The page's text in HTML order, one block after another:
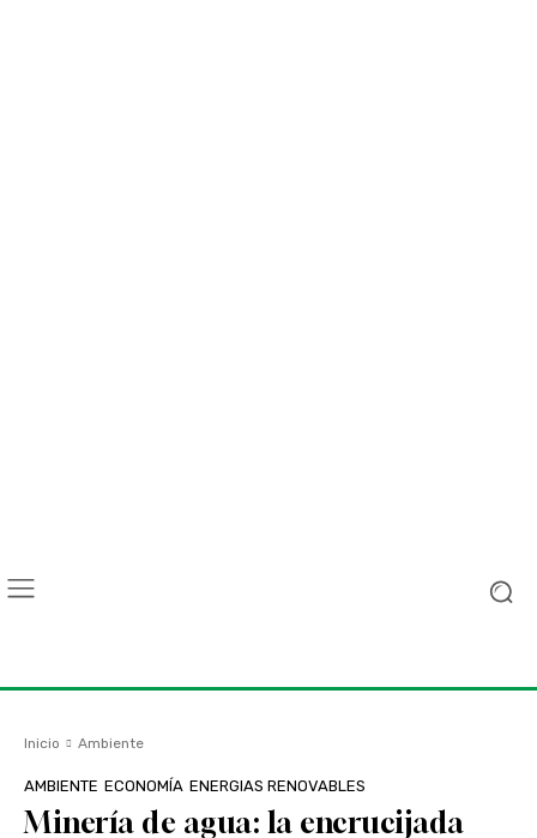
Inicio Ambiente
AMBIENTE ECONOMÍA ENERGIAS RENOVABLES
Minería de agua: la encrucijada